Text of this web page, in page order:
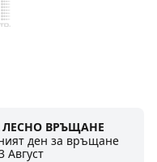
ЛЕСНО ВРЪЩАНЕ
ден за връщане
Август